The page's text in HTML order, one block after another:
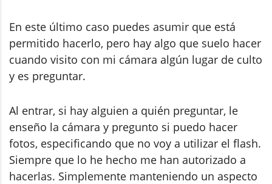
En este último caso puedes asumir que está
permitido hacerlo, pero hay algo que suelo hacer
cuando visito con mi cámara algún lugar de culto
y es preguntar.
Al entrar, si hay alguien a quién preguntar, le
enseño la cámara y pregunto si puedo hacer
fotos, especificando que no voy a utilizar el flash.
Siempre que lo he hecho me han autorizado a
hacerlas. Simplemente manteniendo un aspecto